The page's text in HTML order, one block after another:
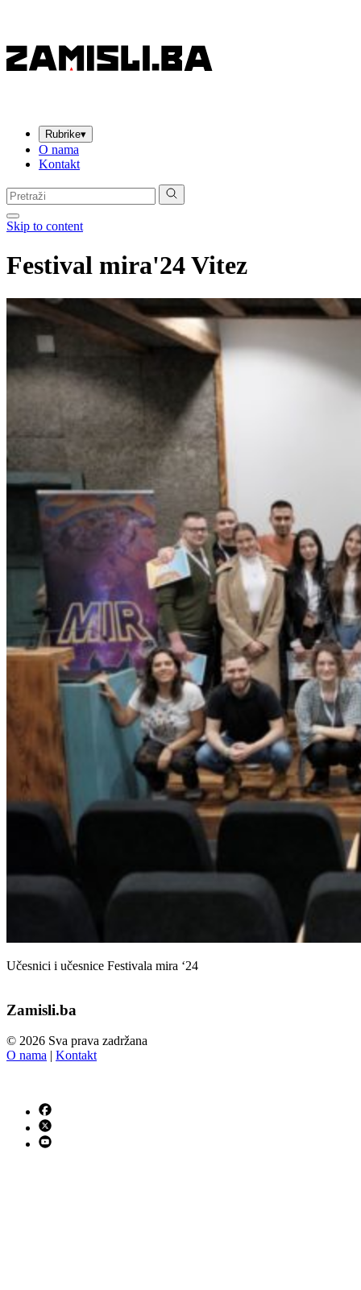
Rubrike▾
O nama
Kontakt
Pretraga:
Skip to content
Festival mira'24 Vitez
Učesnici i učesnice Festivala mira ‘24
Zamisli.ba
© 2026 Sva prava zadržana
O nama | Kontakt